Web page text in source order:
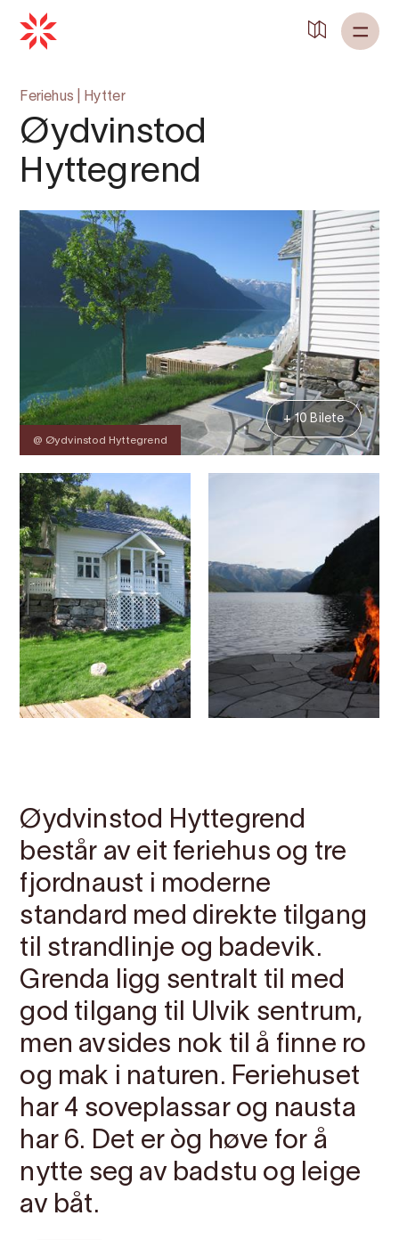
Feriehus Hytter
Øydvinstod
Hyttegrend
@ Øydvinstod Hyttegrend
+ 10 Bilete
Øydvinstod Hyttegrend
består av eit feriehus og tre
fjordnaust i moderne
standard med direkte tilgang
til strandlinje og badevik.
Grenda ligg sentralt til med
god tilgang til Ulvik sentrum,
men avsides nok til å finne ro
og mak i naturen. Feriehuset
har 4 soveplassar og nausta
har 6. Det er òg høve for å
nytte seg av badstu og leige
av båt.